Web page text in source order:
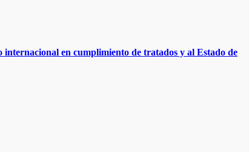
en cumplimiento de tratados y al Estado de